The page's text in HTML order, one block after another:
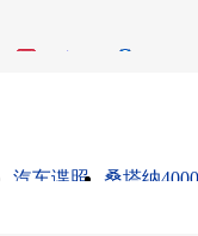
汽车谍照
桑塔纳